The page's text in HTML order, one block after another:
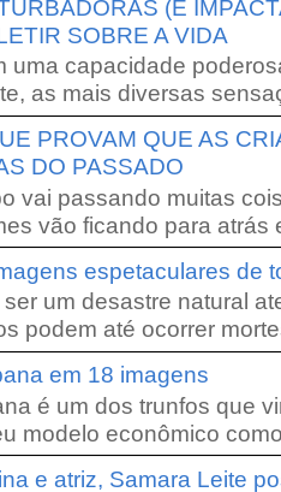
(E
SOBRE A VIDA
uma capacidade
as mais diversas
PROVAM QUE AS
DO PASSADO
vai passando muitas
vão ficando para atrás
espetaculares de
um desastre natural
podem até ocorrer
em 18 imagens
é um dos trunfos que
modelo econômico
e atriz, Samara Leite